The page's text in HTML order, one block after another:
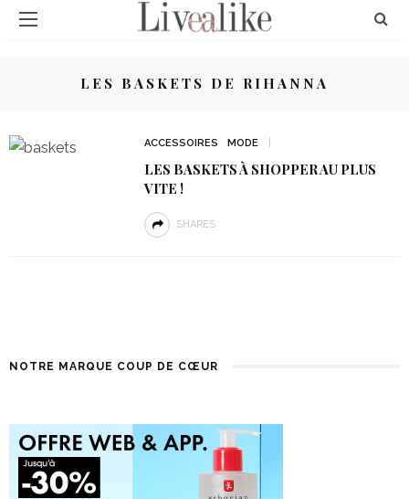
LES BASKETS DE RIHANNA
ACCESSOIRES MODE
LES BASKETS À SHOPPER AU PLUS
VITE !
SHARES
NOTRE MARQUE COUP DE CŒUR